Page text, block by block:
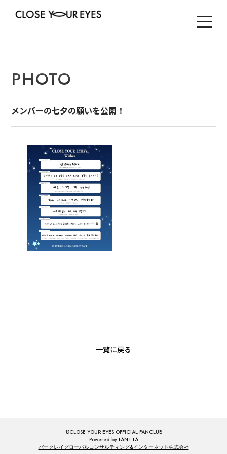
PHOTO
メンバーの七夕の願いを公開！
一覧に戻る
©CLOSE YOUR EYES OFFICIAL FANCLUB
Powered by FANTTA
バークレイグローバルコンサルティング&インターネット株式会社